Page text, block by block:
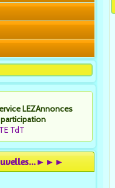
LEZAnnonces
TdT